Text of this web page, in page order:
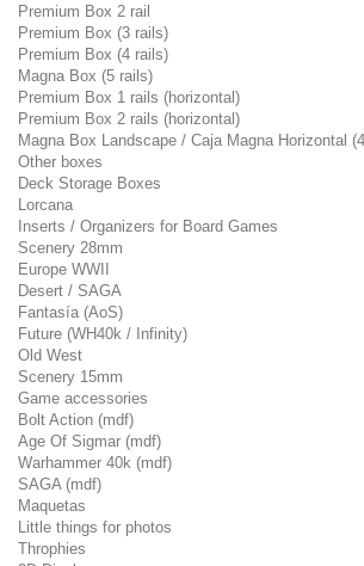
Premium Box 2 rail
Premium Box (3 rails)
Premium Box (4 rails)
Magna Box (5 rails)
Premium Box 1 rails (horizontal)
Premium Box 2 rails (horizontal)
Magna Box Landscape / Caja Magna Horizontal
Other boxes
Deck Storage Boxes
Lorcana
Inserts / Organizers for Board Games
Scenery 28mm
Europe WWII
Desert / SAGA
Fantasía (AoS)
Future (WH40k / Infinity)
Old West
Scenery 15mm
Game accessories
Bolt Action (mdf)
Age Of Sigmar (mdf)
Warhammer 40k (mdf)
SAGA (mdf)
Maquetas
Little things for photos
Throphies